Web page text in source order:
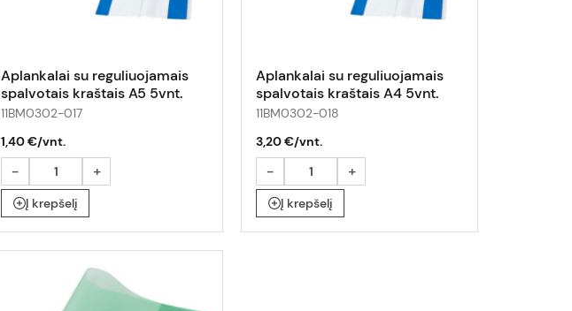
Aplankalai su reguliuojamais
spalvotais kraštais A5 5vnt.
11BM0302-017
1,40 €/vnt.
- +
Į krepšelį
Aplankalai su reguliuojamais
spalvotais kraštais A4 5vnt.
11BM0302-018
3,20 €/vnt.
- +
Į krepšelį